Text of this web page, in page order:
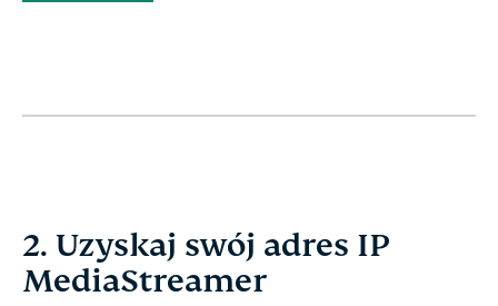
2. Uzyskaj swój adres IP
MediaStreamer